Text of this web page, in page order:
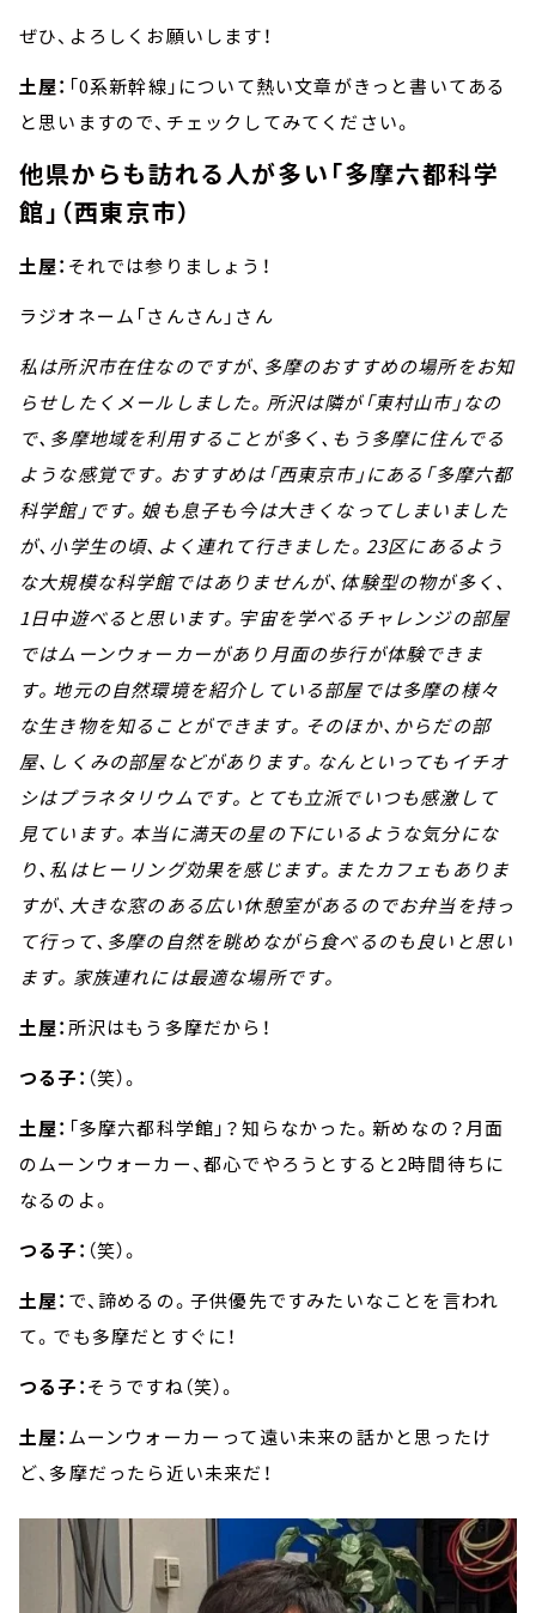
ぜひ、よろしくお願いします！
土屋： 「0系新幹線」について熱い文章がきっと書いてある
と思いますので、チェックしてみてください。
他県からも訪れる人が多い「多摩六都科学
館」（西東京市）
土屋： それでは参りましょう！
ラジオネーム「さんさん」さん
私は所沢市在住なのですが、多摩のおすすめの場所をお知
らせしたくメールしました。所沢は隣が「東村山市」なの
で、多摩地域を利用することが多く、もう多摩に住んでる
ような感覚です。おすすめは「西東京市」にある「多摩六都
科学館」です。娘も息子も今は大きくなってしまいました
が、小学生の頃、よく連れて行きました。23区にあるよう
な大規模な科学館ではありませんが、体験型の物が多く、
1日中遊べると思います。宇宙を学べるチャレンジの部屋
ではムーンウォーカーがあり月面の歩行が体験できま
す。地元の自然環境を紹介している部屋では多摩の様々
な生き物を知ることができます。そのほか、からだの部
屋、しくみの部屋などがあります。なんといってもイチオ
シはプラネタリウムです。とても立派でいつも感激して
見ています。本当に満天の星の下にいるような気分にな
り、私はヒーリング効果を感じます。またカフェもありま
すが、大きな窓のある広い休憩室があるのでお弁当を持っ
て行って、多摩の自然を眺めながら食べるのも良いと思い
ます。家族連れには最適な場所です。
土屋： 所沢はもう多摩だから！
つる子： （笑）。
土屋： 「多摩六都科学館」？知らなかった。新めなの？月面
のムーンウォーカー、都心でやろうとすると2時間待ちに
なるのよ。
つる子： （笑）。
土屋： で、諦めるの。子供優先ですみたいなことを言われ
て。でも多摩だとすぐに！
つる子：そうですね（笑）。
土屋： ムーンウォーカーって遠い未来の話かと思ったけ
ど、多摩だったら近い未来だ！